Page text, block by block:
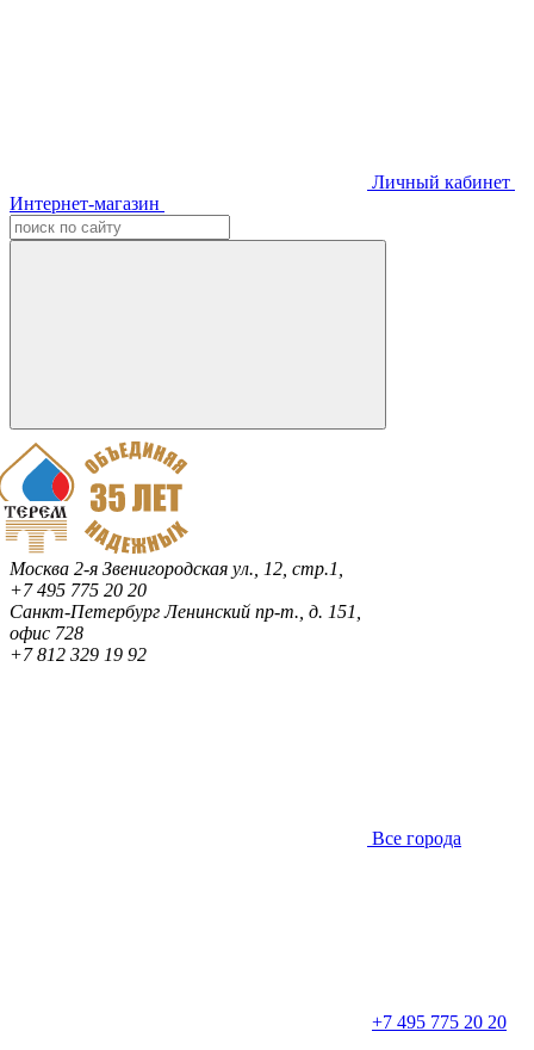
Личный кабинет
Интернет-магазин
Москва 2-я Звенигородская ул., 12, стр.1,
+7 495 775 20 20
Санкт-ПетербургЛенинский пр-т., д. 151,
офис 728
+7 812 329 19 92
Все города
+7 495 775 20 20